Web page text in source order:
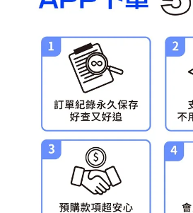
每筆NT$120，滿NT$3,000(含以上)免運費
預購-宅配(離島)(舊)
每筆NT$160，滿NT$3,000(含以上)免運費
東海門市自取，需自備購物袋取貨唷。